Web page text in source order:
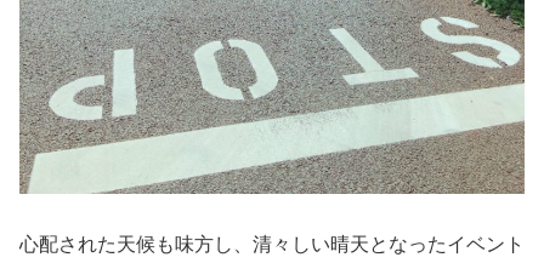
心配された天候も味方し、清々しい晴天となったイベント